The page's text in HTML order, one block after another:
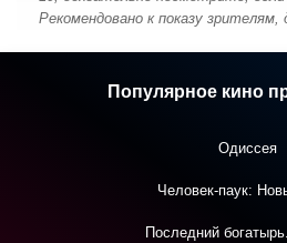
Рекомендовано к показу
Популярное кино
Одиссея
Человек-паук:
Последний